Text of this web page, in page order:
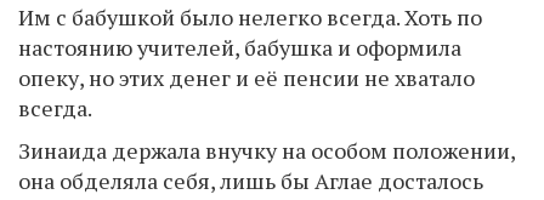
Им с бабушкой было нелегко всегда. Хоть по
настоянию учителей, бабушка и оформила
опеку, но этих денег и её пенсии не хватало
всегда.
Зинаида держала внучку на особом положении,
она обделяла себя, лишь бы Аглае досталось